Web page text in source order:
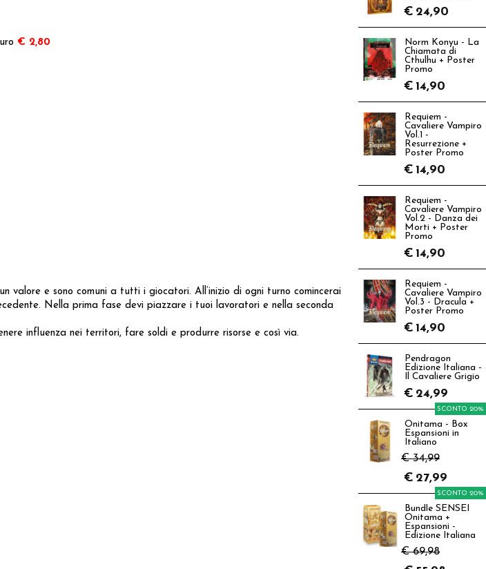
€ 2,80
valore e sono comuni a tutti i giocatori. All’inizio di ogni turno comincerai
Nella prima fase devi piazzare i tuoi lavoratori e nella seconda
influenza nei territori, fare soldi e produrre risorse e così via.
€ 24,90
Norm Konyu - La
Chiamata di
Cthulhu + Poster
Promo
€ 14,90
Requiem -
Cavaliere Vampiro
Vol.1 -
Resurrezione +
Poster Promo
€ 14,90
Requiem -
Cavaliere Vampiro
Vol.2 - Danza dei
Morti + Poster
Promo
€ 14,90
Requiem -
Cavaliere Vampiro
Vol.3 - Dracula +
Poster Promo
€ 14,90
Pendragon
Edizione Italiana -
Il Cavaliere Grigio
€ 24,99
Onitama - Box
Espansioni in
Italiano
€ 34,99
SCONTO 20%
€ 27,99
Bundle SENSEI
Onitama +
Espansioni -
Edizione Italiana
€ 69,98
SCONTO 20%